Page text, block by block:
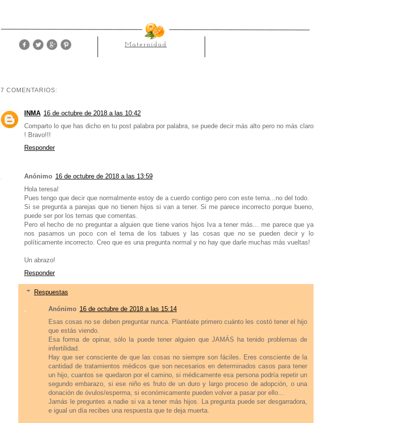
Maternidad
7 COMENTARIOS:
INMA 16 de octubre de 2018 a las 10:42
Comparto lo que has dicho en tu post palabra por palabra, se puede decir más alto pero no más claro
! Bravo!!!
Responder
Anónimo 16 de octubre de 2018 a las 13:59
Hola teresa!
Pues tengo que decir que normalmente estoy de a cuerdo contigo pero con este tema...no del todo.
Si se pregunta a parejas que no tienen hijos si van a tener. Si me parece incorrecto porque bueno,
puede ser por los temas que comentas.
Pero el hecho de no preguntar a alguien que tiene varios hijos Iva a tener más... me parece que ya
nos pasamos un poco con el tema de los tabues y las cosas que no se pueden decir y lo
políticamente incorrecto. Creo que es una pregunta normal y no hay que darle muchas más vueltas!
Un abrazo!
Responder
Respuestas
Anónimo 16 de octubre de 2018 a las 15:14
Esas cosas no se deben preguntar nunca. Plantéate primero cuánto les costó tener el hijo
que estás viendo.
Esa forma de opinar, sólo la puede tener alguien que JAMÁS ha tenido problemas de
infertilidad.
Hay que ser consciente de que las cosas no siempre son fáciles. Eres consciente de la
cantidad de tratamientos médicos que son necesarios en determinados casos para tener
un hijo, cuantos se quedaron por el camino, si médicamente esa persona podría repetir un
segundo embarazo, si ese niño es fruto de un duro y largo proceso de adopción, o una
donación de óvulos/esperma, si económicamente pueden volver a pasar por ello...
Jamás le preguntes a nadie si va a tener más hijos. La pregunta puede ser desgarradora,
e igual un día recibes una respuesta que te deja muerta.